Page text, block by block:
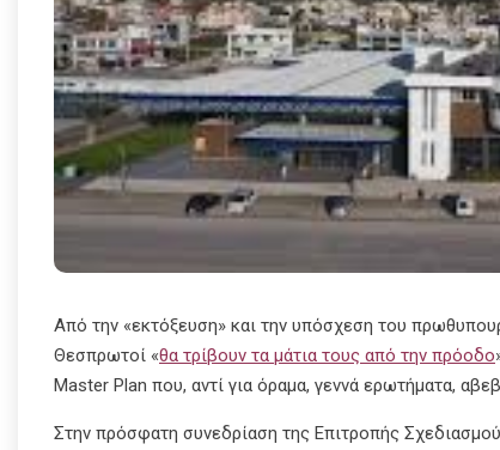
Από την «εκτόξευση» και την υπόσχεση του
Θεσπρωτοί «θα τρίβουν τα μάτια τους από την πρόοδο
Master Plan που, αντί για όραμα, γεννά ερωτήματα,
Στην πρόσφατη συνεδρίαση της Επιτροπής